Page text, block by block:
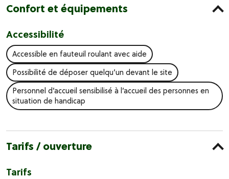
Confort et équipements
Accessibilité
Accessible en fauteuil roulant avec aide
Possibilité de déposer quelqu’un devant le site
Personnel d’accueil sensibilisé à l’accueil des personnes en
situation de handicap
Tarifs / ouverture
Tarifs